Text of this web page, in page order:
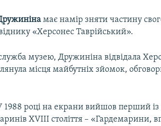
має намір зняти частину
«Херсонес Таврійський».
музею, Дружиніна відвідала
місця майбутніх зйомок,
1988 році на екрани вийшов перший із
XVIII століття – «Гардемарини,